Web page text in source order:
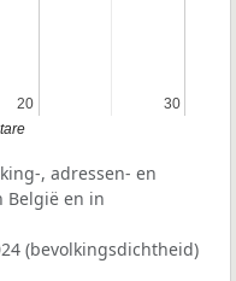
20
20 30
30
, adressen- en
België en in
(bevolkingsdichtheid)